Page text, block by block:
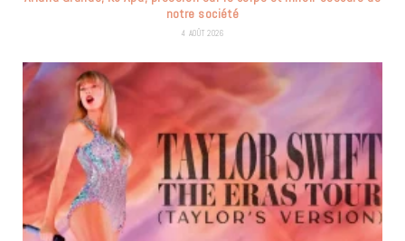
notre société
4 AOÛT 2026